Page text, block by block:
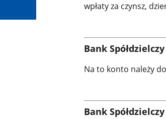
wpłaty za czynsz,
Bank
Na to konto należy
Bank